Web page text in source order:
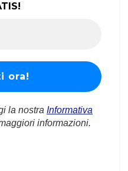
la nostra Informativa
informazioni.